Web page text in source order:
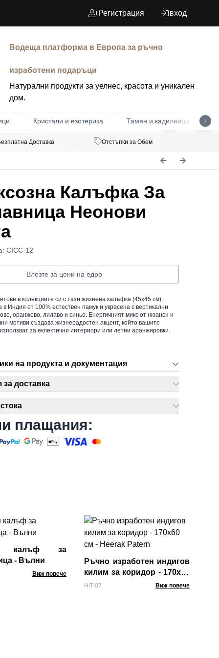
Регистрация вход
Водеща платформа в Европа за ръчно
изработени подаръци
Натурални продукти за уелнес, красота и уникален
дом.
Кристали и езотерика Тамян и кадилници
Доставка Отстъпки за Обем
Калъфка За
Неонови
CICC-12
Влезте за цени на едро
в колекциите си с тази жизнена калъфка (45x45 см),
Индия от 100% естествен памук и украсена с вертикални
оранжево, лилаво и синьо. Енергичният микс от нюанси и
мотиви създава жизнерадостен акцент, който вашите
за еклектични интериори или летни аранжировки.
на продукта и документация
доставка
плащания:
калъф за
- Вълни
Виж повече
Ръчно изработен индигов
килим за коридор - 170x60
см - Heerak Patern
HIT-07 Виж повече